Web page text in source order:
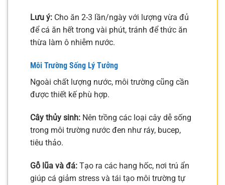
Lưu ý: Cho ăn 2-3 lần/ngày với lượng vừa đủ
để cá ăn hết trong vài phút, tránh để thức ăn
thừa làm ô nhiễm nước.
Môi Trường Sống Lý Tưởng
Ngoài chất lượng nước, môi trường cũng cần
được thiết kế phù hợp.
Cây thủy sinh: Nên trồng các loại cây dễ sống
trong môi trường nước đen như ráy, bucep,
tiêu thảo.
Gỗ lũa và đá: Tạo ra các hang hốc, nơi trú ẩn
giúp cá giảm stress và tái tạo môi trường tự